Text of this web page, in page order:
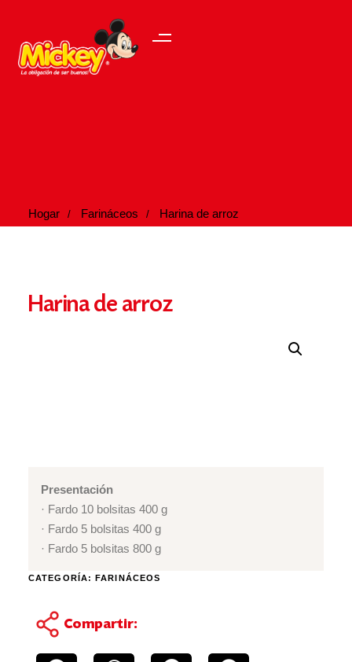
Hogar Farináceos Harina de arroz
Harina de arroz
Presentación
· Fardo 10 bolsitas 400 g
· Fardo 5 bolsitas 400 g
· Fardo 5 bolsitas 800 g
CATEGORÍA:FARINÁCEOS
Compartir: